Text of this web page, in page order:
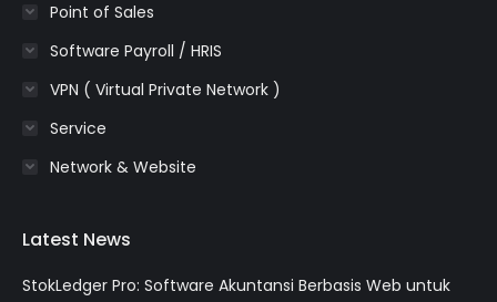
Point of Sales
Software Payroll / HRIS
VPN ( Virtual Private Network )
Service
Network & Website
Latest News
StokLedger Pro: Software Akuntansi Berbasis Web untuk